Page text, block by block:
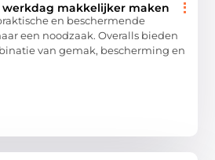
werkdag makkelijker maken
en beschermende
een noodzaak. Overalls bieden
van gemak, bescherming en